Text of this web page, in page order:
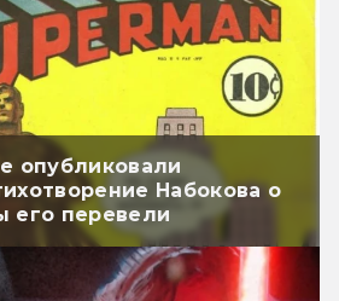
опубликовали
Набокова о
его перевели